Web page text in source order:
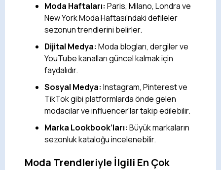
Moda Haftaları: Paris, Milano, Londra ve
New York Moda Haftası'ndaki defileler
sezonun trendlerini belirler.
Dijital Medya: Moda blogları, dergiler ve
YouTube kanalları güncel kalmak için
faydalıdır.
Sosyal Medya: Instagram, Pinterest ve
TikTok gibi platformlarda önde gelen
modacılar ve influencer'lar takip edilebilir.
Marka Lookbook’ları: Büyük markaların
sezonluk kataloğu incelenebilir.
Moda Trendleriyle İlgili En Çok